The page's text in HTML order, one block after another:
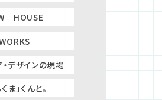
HOUSE
・デザインの現場
ま」くんと。